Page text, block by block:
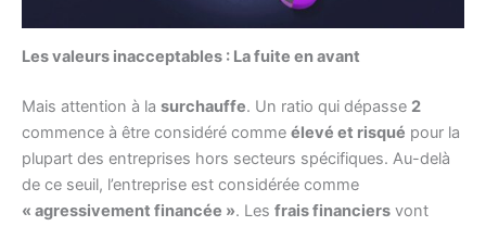
Les valeurs inacceptables : La fuite en avant
Mais attention à la surchauffe. Un ratio qui dépasse 2
commence à être considéré comme élevé et risqué pour la
plupart des entreprises hors secteurs spécifiques. Au-delà
de ce seuil, l’entreprise est considérée comme
« agressivement financée ». Les frais financiers vont